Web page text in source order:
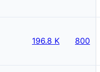
196.8 K 800